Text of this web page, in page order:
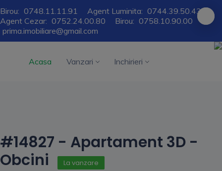
Birou: 0748.11.11.91 Agent Luminita: 0744.39.50.43
Agent Cezar: 0752.24.00.80 Birou: 0758.10.90.00
prima.imobiliare@gmail.com
Acasa Vanzari Inchirieri
#14827 - Apartament 3D -
Obcini
La vanzare